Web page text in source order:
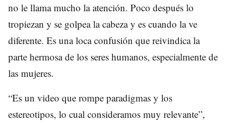
no le llama mucho la atención. Poco después lo
tropiezan y se golpea la cabeza y es cuando la ve
diferente. Es una loca confusión que reivindica la
parte hermosa de los seres humanos, especialmente de
las mujeres.
“Es un video que rompe paradigmas y los
estereotipos, lo cual consideramos muy relevante”,